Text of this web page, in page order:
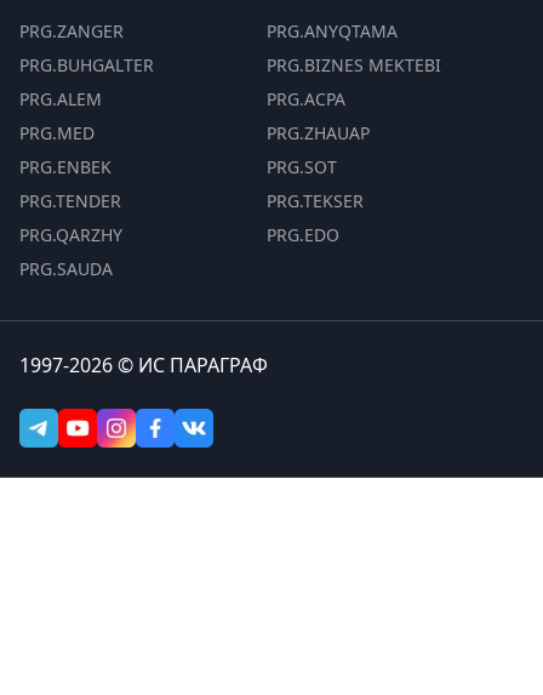
PRG.ZANGER
PRG.BUHGALTER
PRG.ALEM
PRG.MED
PRG.ENBEK
PRG.TENDER
PRG.QARZHY
PRG.SAUDA
PRG.ANYQTAMA
PRG.BIZNES MEKTEBI
PRG.ACPA
PRG.ZHAUAP
PRG.SOT
PRG.TEKSER
PRG.EDO
1997-2026 © ИС ПАРАГРАФ